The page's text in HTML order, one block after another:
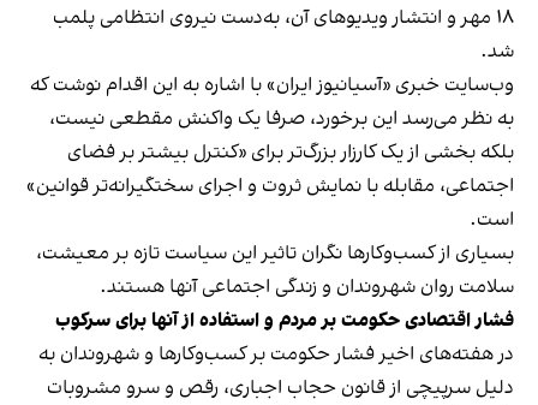
۱۸ مهر و انتشار ویدیوهای آن، به‌دست نیروی انتظامی پلمب
شد.
وب‌سایت خبری «آسیانیوز ایران» با اشاره به این اقدام نوشت که
به نظر می‌رسد این برخورد، صرفا یک واکنش مقطعی نیست،
بلکه بخشی از یک کارزار بزرگ‌تر برای «کنترل بیشتر بر فضای
اجتماعی، مقابله با نمایش ثروت و اجرای سختگیرانه‌تر قوانین»
است.
بسیاری از کسب‌وکارها نگران تاثیر این سیاست‌ تازه بر معیشت،
سلامت روان شهروندان و زندگی اجتماعی آنها هستند.
فشار اقتصادی حکومت بر مردم و استفاده از آنها برای سرکوب
در هفته‌های اخیر فشار حکومت بر کسب‌وکارها و شهروندان به
دلیل سرپیچی از قانون حجاب اجباری، رقص و سرو مشروبات